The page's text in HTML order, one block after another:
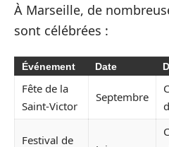
À Marseille, de
sont célébrées :
Événement Date
Fête de la
Saint-Victor
Septembre
Festival de